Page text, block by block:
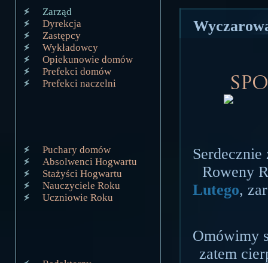
Zarząd
Dyrekcja
Zastępcy
Wykładowcy
Opiekunowie domów
Prefekci domów
Prefekci naczelni
Puchary domów
Absolwenci Hogwartu
Stażyści Hogwartu
Nauczyciele Roku
Uczniowie Roku
Roweny
Lutego,
Omówimy
zatem